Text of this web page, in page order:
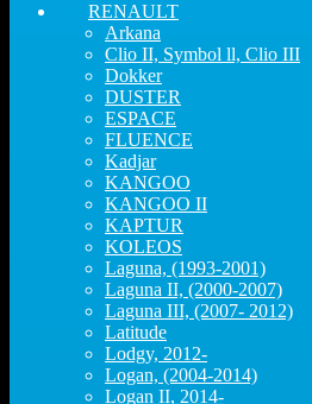
RENAULT
Arkana
Clio II, Symbol ll, Clio III
Dokker
DUSTER
ESPACE
FLUENCE
Kadjar
KANGOO
KANGOO II
KAPTUR
KOLEOS
Laguna, (1993-2001)
Laguna II, (2000-2007)
Laguna III, (2007- 2012)
Latitude
Lodgy, 2012-
Logan, (2004-2014)
Logan II, 2014-